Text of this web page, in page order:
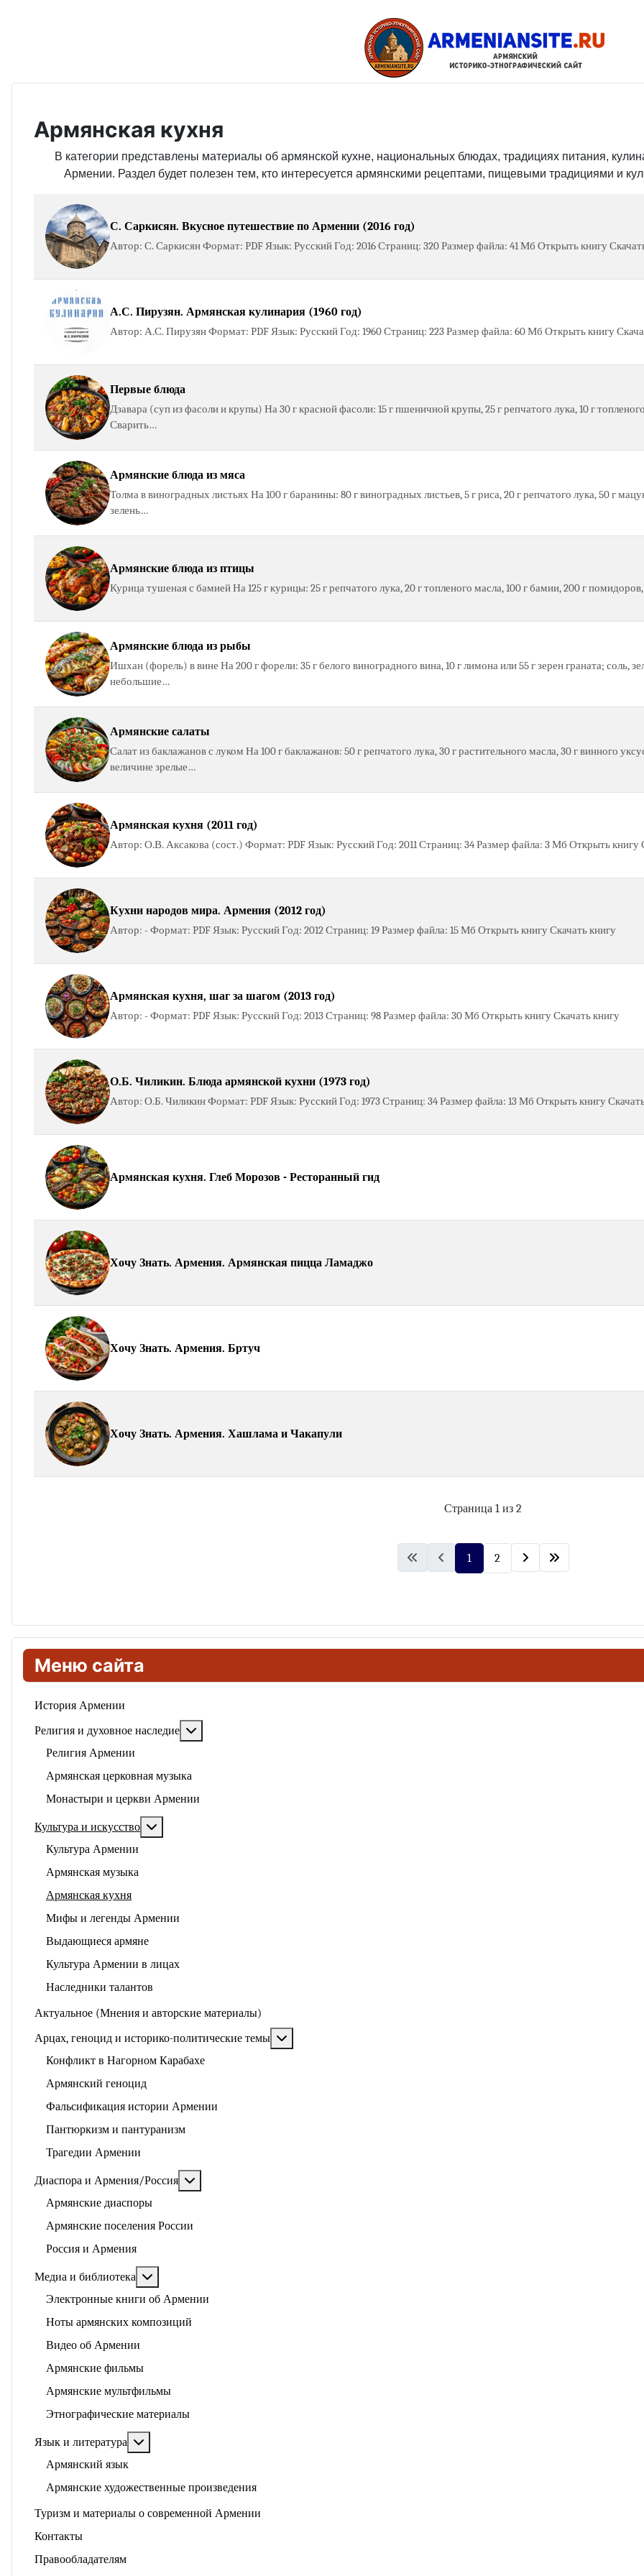
Меню сайта
История Армении
Религия и духовное наследие
Религия Армении
Армянская церковная музыка
Монастыри и церкви Армении
Культура и искусство
Культура Армении
Армянская музыка
Армянская кухня
Мифы и легенды Армении
Выдающиеся армяне
Культура Армении в лицах
Наследники талантов
Актуальное (Мнения и авторские материалы)
Арцах, геноцид и историко-политические темы
Конфликт в Нагорном Карабахе
Армянский геноцид
Фальсификация истории Армении
Пантюркизм и пантуранизм
Трагедии Армении
Диаспора и Армения/Россия
Армянские диаспоры
Армянские поселения России
Россия и Армения
Медиа и библиотека
Электронные книги об Армении
Ноты армянских композиций
Видео об Армении
Армянские фильмы
Армянские мультфильмы
Этнографические материалы
Язык и литература
Армянский язык
Армянские художественные произведения
Туризм и материалы о современной Армении
Контакты
Правообладателям
Армянская кухня
В категории представлены материалы об армянской кухне, национальных блюдах, традициях питания,
Армении. Раздел будет полезен тем, кто интересуется армянскими рецептами, пищевыми традициями и
С. Саркисян. Вкусное путешествие по Армении (2016 год)
Автор: С. Саркисян Формат: PDF Язык: Русский Год: 2016 Страниц: 320 Размер файла: 41 Мб Открыть книгу
А.С. Пирузян. Армянская кулинария (1960 год)
Автор: А.С. Пирузян Формат: PDF Язык: Русский Год: 1960 Страниц: 223 Размер файла: 60 Мб Открыть книгу
Первые блюда
Дзавара (суп из фасоли и крупы) На 30 г красной фасоли: 15 г пшеничной крупы, 25 г репчатого лука, 10 г
Сварить…
Армянские блюда из мяса
Толма в виноградных листьях На 100 г баранины: 80 г виноградных листьев, 5 г риса, 20 г репчатого лука, 50 г
зелень…
Армянские блюда из птицы
Курица тушеная с бамией На 125 г курицы: 25 г репчатого лука, 20 г топленого масла, 100 г бамии, 200 г
Армянские блюда из рыбы
Ишхан (форель) в вине На 200 г форели: 35 г белого виноградного вина, 10 г лимона или 55 г зерен граната; соль,
небольшие…
Армянские салаты
Салат из баклажанов с луком На 100 г баклажанов: 50 г репчатого лука, 30 г растительного масла, 30 г винного
величине зрелые…
Армянская кухня (2011 год)
Автор: О.В. Аксакова (сост.) Формат: PDF Язык: Русский Год: 2011 Страниц: 34 Размер файла: 3 Мб Открыть книгу
Кухни народов мира. Армения (2012 год)
Автор: - Формат: PDF Язык: Русский Год: 2012 Страниц: 19 Размер файла: 15 Мб Открыть книгу Скачать книгу
Армянская кухня, шаг за шагом (2013 год)
Автор: - Формат: PDF Язык: Русский Год: 2013 Страниц: 98 Размер файла: 30 Мб Открыть книгу Скачать книгу
О.Б. Чиликин. Блюда армянской кухни (1973 год)
Автор: О.Б. Чиликин Формат: PDF Язык: Русский Год: 1973 Страниц: 34 Размер файла: 13 Мб Открыть книгу
Армянская кухня. Глеб Морозов - Ресторанный гид
Хочу Знать. Армения. Армянская пицца Ламаджо
Хочу Знать. Армения. Бртуч
Хочу Знать. Армения. Хашлама и Чакапули
Страница 1 из 2
1 2